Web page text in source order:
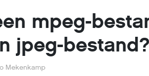
mpeg-
jpeg-bestand?
Mekenkamp